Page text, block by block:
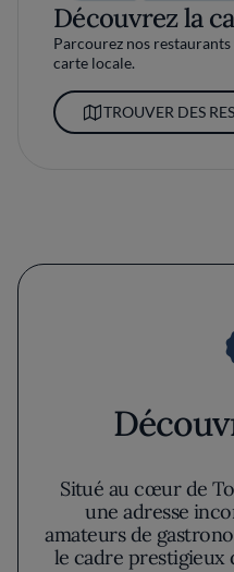
Découvrez la
Parcourez nos
carte locale.
TROUVER DES
Situé au cœur de
une adresse
amateurs de
le cadre prestigieux